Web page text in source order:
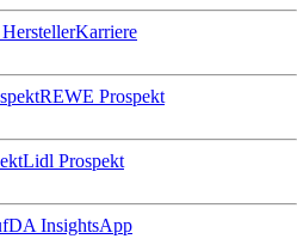
Karriere
REWE Prospekt
Lidl Prospekt
InsightsApp